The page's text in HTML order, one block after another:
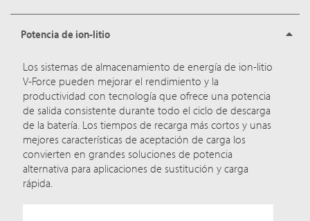
Potencia de ion-litio
Los sistemas de almacenamiento de energía de ion-litio
V-Force pueden mejorar el rendimiento y la
productividad con tecnología que ofrece una potencia
de salida consistente durante todo el ciclo de descarga
de la batería. Los tiempos de recarga más cortos y unas
mejores características de aceptación de carga los
convierten en grandes soluciones de potencia
alternativa para aplicaciones de sustitución y carga
rápida.